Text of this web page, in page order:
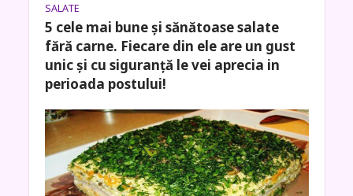
SALATE
5 cele mai bune și sănătoase salate
fără carne. Fiecare din ele are un gust
unic și cu siguranță le vei aprecia in
perioada postului!